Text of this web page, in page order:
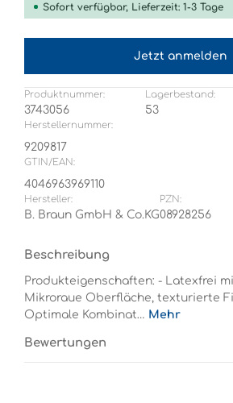
Sofort verfügbar, Lieferzeit: 1-3 Tage
Jetzt anmelden
Produktnummer:
3743056
Herstellernummer:
9209817
GTIN/EAN:
4046963969110
Lagerbestand:
53
Hersteller:
B. Braun GmbH & Co.KG
PZN:
08928256
Beschreibung
Produkteigenschaften: - Latexfrei
Mikroraue Oberfläche, texturierte
Optimale Kombinat… Mehr
Bewertungen